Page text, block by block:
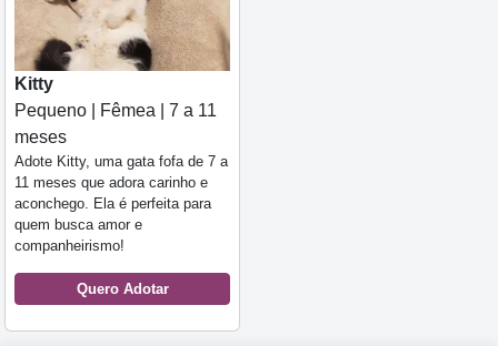
Kitty
Pequeno | Fêmea | 7 a 11
meses
Adote Kitty, uma gata fofa de 7 a
11 meses que adora carinho e
aconchego. Ela é perfeita para
quem busca amor e
companheirismo!
Quero Adotar